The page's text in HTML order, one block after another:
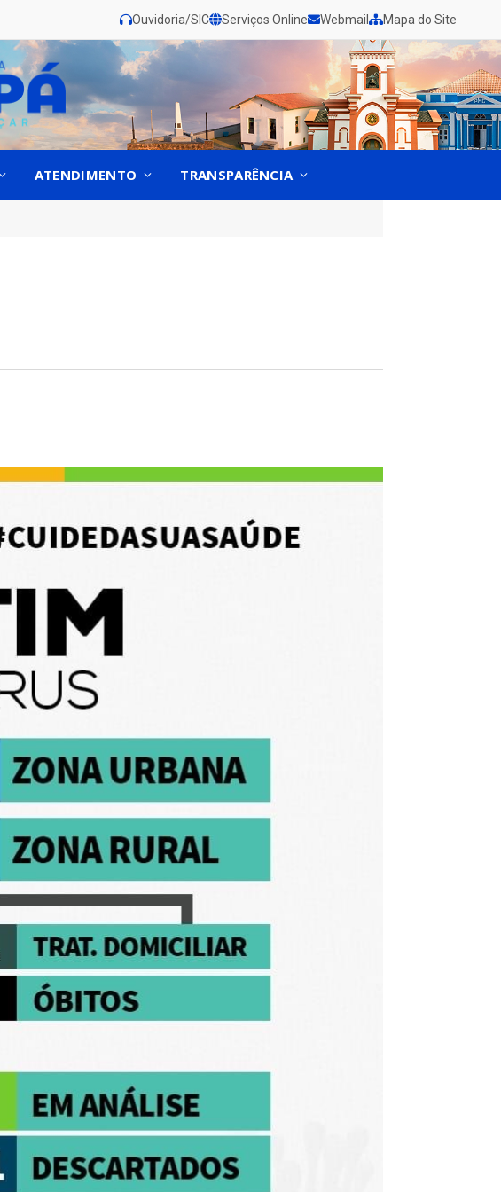
Ouvidoria/SIC Serviços Online Webmail Mapa do Site
ATENDIMENTO TRANSPARÊNCIA